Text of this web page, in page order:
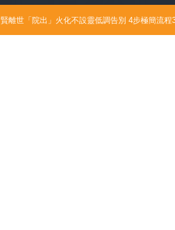
離世「院出」火化不設靈低調告別 4步極簡流